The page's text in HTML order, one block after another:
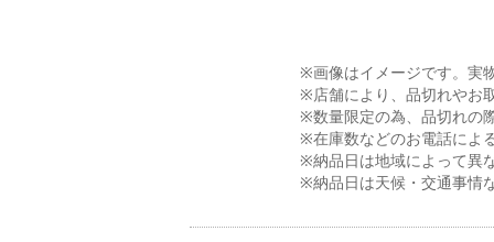
※画像はイメージです。実
※店舗により、品切れやお
※数量限定の為、品切れの
※在庫数などのお電話によ
※納品日は地域によって異
※納品日は天候・交通事情